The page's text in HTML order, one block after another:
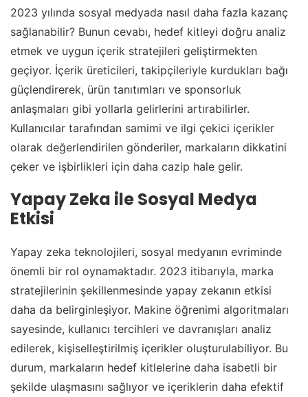
2023 yılında sosyal medyada nasıl daha fazla kazanç
sağlanabilir? Bunun cevabı, hedef kitleyi doğru analiz
etmek ve uygun içerik stratejileri geliştirmekten
geçiyor. İçerik üreticileri, takipçileriyle kurdukları bağı
güçlendirerek, ürün tanıtımları ve sponsorluk
anlaşmaları gibi yollarla gelirlerini artırabilirler.
Kullanıcılar tarafından samimi ve ilgi çekici içerikler
olarak değerlendirilen gönderiler, markaların dikkatini
çeker ve işbirlikleri için daha cazip hale gelir.
Yapay Zeka ile Sosyal Medya
Etkisi
Yapay zeka teknolojileri, sosyal medyanın evriminde
önemli bir rol oynamaktadır. 2023 itibarıyla, marka
stratejilerinin şekillenmesinde yapay zekanın etkisi
daha da belirginleşiyor. Makine öğrenimi algoritmaları
sayesinde, kullanıcı tercihleri ve davranışları analiz
edilerek, kişiselleştirilmiş içerikler oluşturulabiliyor. Bu
durum, markaların hedef kitlelerine daha isabetli bir
şekilde ulaşmasını sağlıyor ve içeriklerin daha efektif